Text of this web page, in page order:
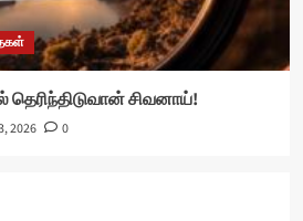
சிவனாய்!
2026 0